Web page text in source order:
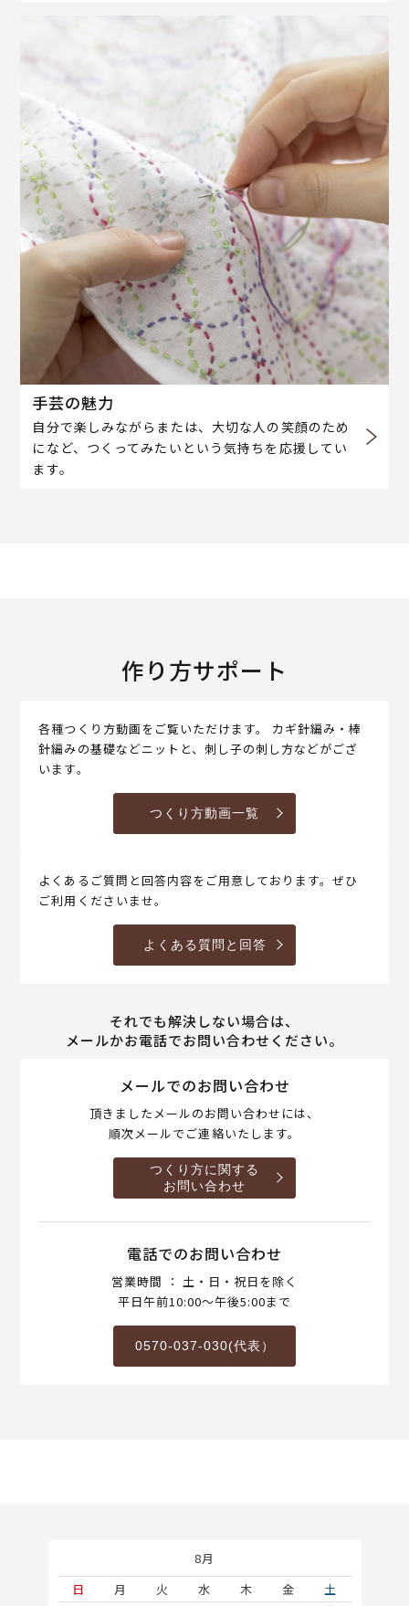
手芸の魅力
自分で楽しみながらまたは、大切な人の笑顔のため
になど、つくってみたいという気持ちを応援してい
ます。
作り方サポート
各種つくり方動画をご覧いただけます。 カギ針編み・棒
針編みの基礎などニットと、刺し子の刺し方などがござ
います。
つくり方動画一覧
よくあるご質問と回答内容をご用意しております。ぜひ
ご利用くださいませ。
よくある質問と回答
それでも解決しない場合は、
メールかお電話でお問い合わせください。
メールでのお問い合わせ
頂きましたメールのお問い合わせには、
順次メールでご連絡いたします。
つくり方に関する
お問い合わせ
電話でのお問い合わせ
営業時間 ： 土・日・祝日を除く
平日午前10:00～午後5:00まで
0570-037-030(代表）
8月
日
月 火 水 木 金
土